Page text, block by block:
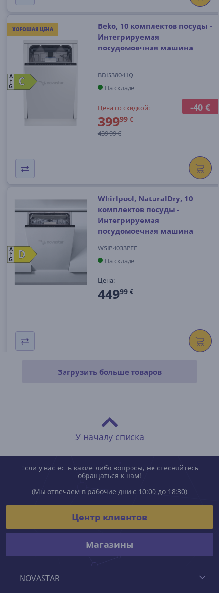
ХОРОШАЯ ЦЕНА
-40 €
C
C
A
G
Beko, 10 комплектов посуды -
Интегрируемая
посудомоечная машина
BDIS38041Q
На складе
Цена со скидкой:
39999 €
439.99 €
D
D
A
G
Whirlpool, NaturalDry, 10
комплектов посуды -
Интегрируемая
посудомоечная машина
WSIP4033PFE
На складе
Цена:
44999 €
Загрузить больше товаров
У началу списка
NOVASTAR
Если у вас есть какие-либо вопросы, не стесняйтесь
обращаться к нам!
(Мы отвечаем в рабочие дни с 10:00 до 18:30)
Центр клиентов
Магазины